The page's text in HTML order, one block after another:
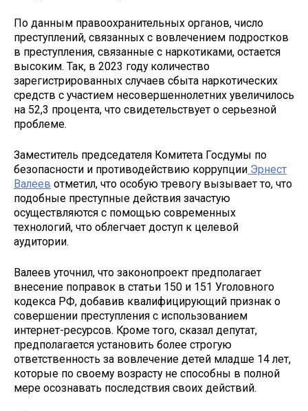
По данным правоохранительных органов, число
преступлений, связанных с вовлечением подростков
в преступления, связанные с наркотиками, остается
высоким. Так, в 2023 году количество
зарегистрированных случаев сбыта наркотических
средств с участием несовершеннолетних увеличилось
на 52,3 процента, что свидетельствует о серьезной
проблеме.
Заместитель председателя Комитета Госдумы по
безопасности и противодействию коррупции Эрнест
Валеев отметил, что особую тревогу вызывает то, что
подобные преступные действия зачастую
осуществляются с помощью современных
технологий, что облегчает доступ к целевой
аудитории.
Валеев уточнил, что законопроект предполагает
внесение поправок в статьи 150 и 151 Уголовного
кодекса РФ, добавив квалифицирующий признак о
совершении преступления с использованием
интернет-ресурсов. Кроме того, сказал депутат,
предполагается установить более строгую
ответственность за вовлечение детей младше 14 лет,
которые по своему возрасту не способны в полной
мере осознавать последствия своих действий.